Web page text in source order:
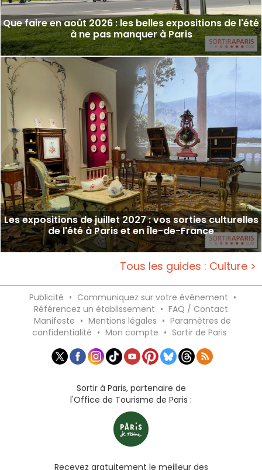
Que faire en août 2026 : les belles expositions de l'été
à ne pas manquer à Paris
Les expositions de juillet 2027 : vos sorties culturelles
de l'été à Paris et en Île-de-France
Tous les guides : Culture >
Publicité • Communiquez sur votre événement •
Référencez un établissement • FAQ / Contact
Manifeste • Mentions légales • Paramètres de
confidentialité • Mon compte • Sortir de Paris
Sortir à Paris, partenaire de
l'Office de Tourisme de Paris :
Recevez gratuitement le meilleur des